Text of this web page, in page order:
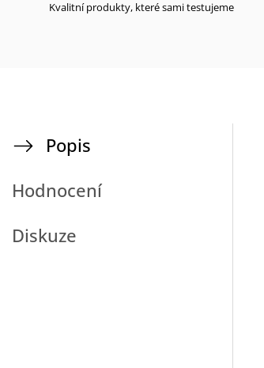
Kvalitní produkty, které sami testujeme
Popis
Hodnocení
Diskuze